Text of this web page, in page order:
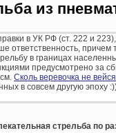
из
в УК РФ (ст. 222 и
ответственность, причем
в границах
предусмотрено за
Сколь веревочка не
в совсем другую эпоху
стрельба по